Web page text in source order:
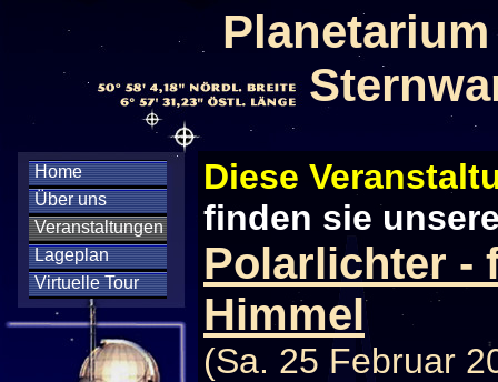
Home
Über uns
Veranstaltungen
Lageplan
Virtuelle Tour
Diese
finden sie
Polarlichter -
Himmel
(Sa. 25 Februar